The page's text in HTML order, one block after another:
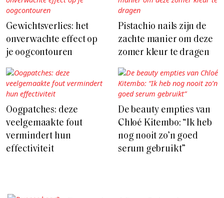
Gewichtsverlies: het
onverwachte effect op
je oogcontouren
Pistachio nails zijn de
zachte manier om deze
zomer kleur te dragen
Oogpatches: deze
veelgemaakte fout
vermindert hun
effectiviteit
De beauty empties van
Chloé Kitembo: “Ik heb
nog nooit zo’n goed
serum gebruikt”